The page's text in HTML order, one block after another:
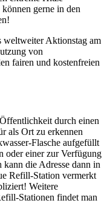
gerne in den
weltweiter Aktionstag am
von
fairen und kostenfreien
durch einen
als Ort zu erkennen
Flasche aufgefüllt
oder einer zur Verfügung
die Adresse dann in
Refill-Station vermerkt
Weitere
Stationen findet man